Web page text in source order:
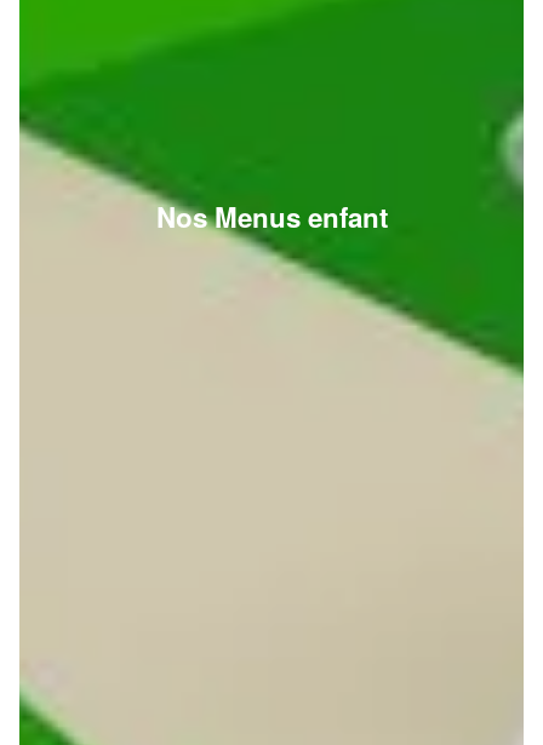
Nos Menus enfant